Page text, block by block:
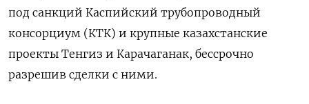
под санкций Каспийский трубопроводный
консорциум (КТК) и крупные казахстанские
проекты Тенгиз и Карачаганак, бессрочно ​
разрешив сделки с ними.